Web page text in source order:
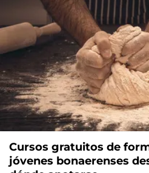
Cursos gratuitos de
jóvenes bonaerenses